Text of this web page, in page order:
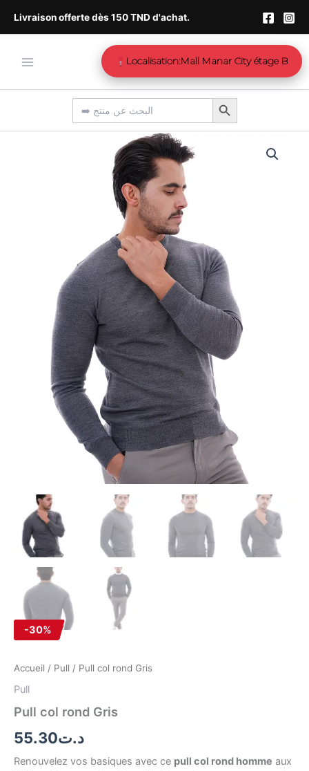
Livraison offerte dès 150 TND d'achat.
Search
for:
Search Button
-30%
Accueil / Pull / Pull col rond Gris
Pull
Pull col rond Gris
د.ت55.30
Renouvelez vos basiques avec ce pull col rond homme aux
Localisation:Mall Manar City étage B